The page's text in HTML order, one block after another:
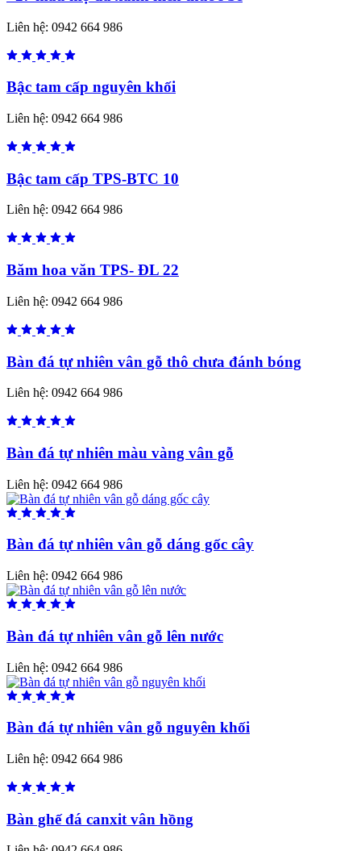
Liên hệ: 0942 664 986
Bậc tam cấp nguyên khối
Liên hệ: 0942 664 986
Bậc tam cấp TPS-BTC 10
Liên hệ: 0942 664 986
Băm hoa văn TPS- ĐL 22
Liên hệ: 0942 664 986
Bàn đá tự nhiên vân gỗ thô chưa đánh bóng
Liên hệ: 0942 664 986
Bàn đá tự nhiên màu vàng vân gỗ
Liên hệ: 0942 664 986
Bàn đá tự nhiên vân gỗ dáng gốc cây
Liên hệ: 0942 664 986
Bàn đá tự nhiên vân gỗ lên nước
Liên hệ: 0942 664 986
Bàn đá tự nhiên vân gỗ nguyên khối
Liên hệ: 0942 664 986
Bàn ghế đá canxit vân hồng